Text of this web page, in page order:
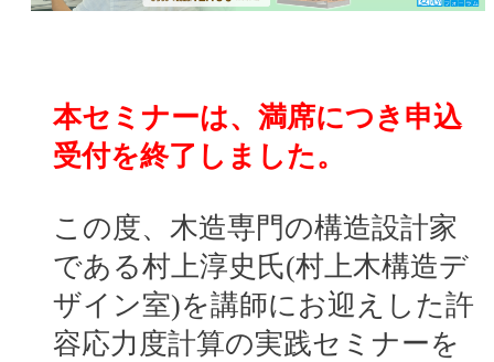
本セミナーは、満席につき申込
受付を終了しました。
この度、木造専門の構造設計家
である村上淳史氏(村上木構造デ
ザイン室)を講師にお迎えした許
容応力度計算の実践セミナーを